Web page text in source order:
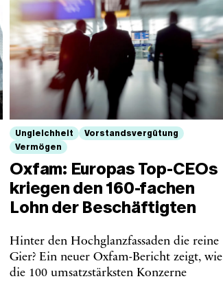
Ungleichheit
Vorstandsvergütung
Vermögen
Oxfam: Europas Top-CEOs
kriegen den 160-fachen
Lohn der Beschäftigten
Hinter den Hochglanzfassaden die reine
Gier? Ein neuer Oxfam-Bericht zeigt, wie
die 100 umsatzstärksten Konzerne